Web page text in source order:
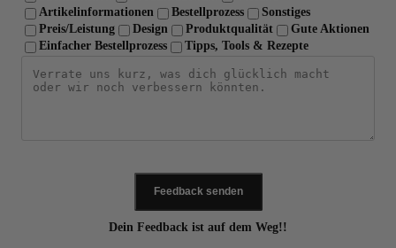
Artikelinformationen
Bestellprozess
Sonstiges
Preis/Leistung
Design Produktqualität
Gute Aktionen
Einfacher Bestellprozess
Tipps, Tools & Rezepte
Feedback senden
Dein Feedback ist auf dem Weg!!